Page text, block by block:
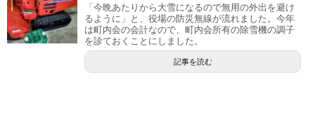
「今晩あたりから大雪になるので無用の外出を避け
るように」と、役場の防災無線が流れました。今年
は町内会の会計なので、町内会所有の除雪機の調子
を診ておくことにしました。
記事を読む